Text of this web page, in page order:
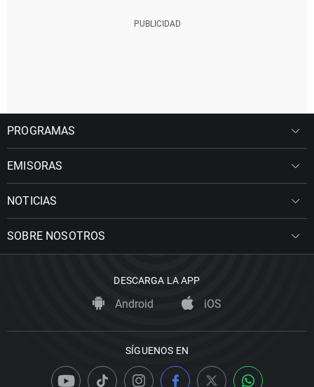
PROGRAMAS
EMISORAS
NOTICIAS
SOBRE NOSOTROS
DESCARGA LA APP
Android iOS
SÍGUENOS EN